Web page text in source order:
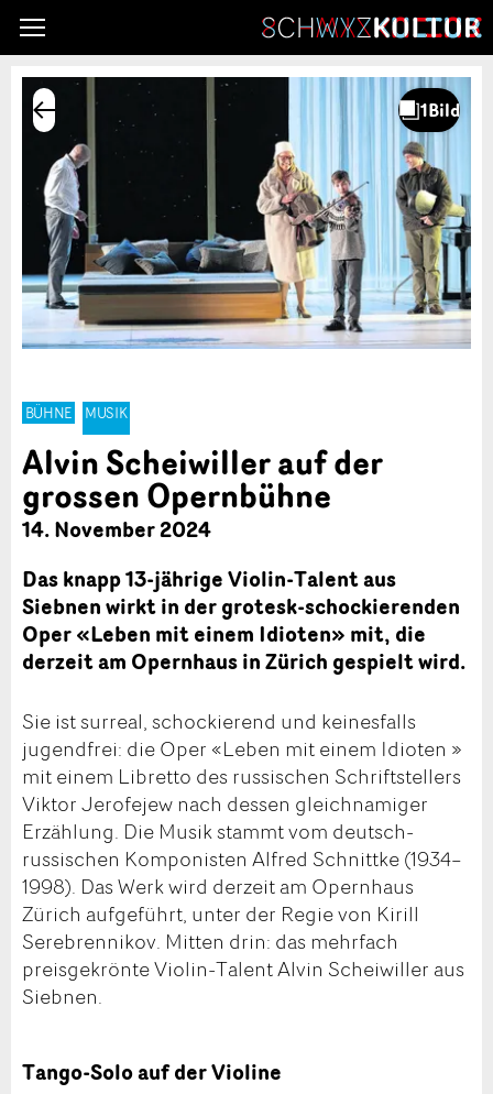
BÜHNE MUSIK
Alvin Scheiwiller auf der
grossen Opernbühne
14. November 2024
Das knapp 13-jährige Violin-Talent aus
Siebnen wirkt in der grotesk-schockierenden
Oper «Leben mit einem Idioten» mit, die
derzeit am Opernhaus in Zürich gespielt wird.
Sie ist surreal, schockierend und keinesfalls
jugendfrei: die Oper «Leben mit einem Idioten »
mit einem Libretto des russischen Schriftstellers
Viktor Jerofejew nach dessen gleichnamiger
Erzählung. Die Musik stammt vom deutsch-
russischen Komponisten Alfred Schnittke (1934–
1998). Das Werk wird derzeit am Opernhaus
Zürich aufgeführt, unter der Regie von Kirill
Serebrennikov. Mitten drin: das mehrfach
preisgekrönte Violin-Talent Alvin Scheiwiller aus
Siebnen.
Tango-Solo auf der Violine